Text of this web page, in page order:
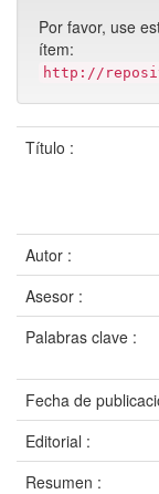
Por favor, use
ítem:
http://
Título :
Autor :
Asesor :
Palabras clave :
Fecha de
Editorial :
Resumen :